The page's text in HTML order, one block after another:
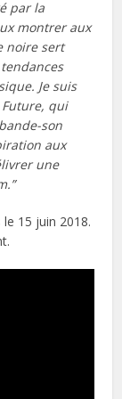
par la
montrer aux
noire sert
Je suis
Future, qui
son
aux
une
15 juin 2018.